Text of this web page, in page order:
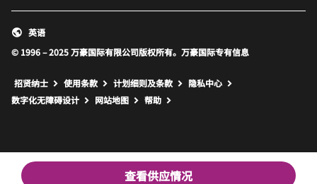
查看供应情况
© 1996 – 2025 万豪国际有限公司版权所有。万豪国际专有信息
英语
招贤纳士 使用条款 计划细则及条款
隐私中心
数字化无障碍设计
网站地图 打开新窗口
帮助